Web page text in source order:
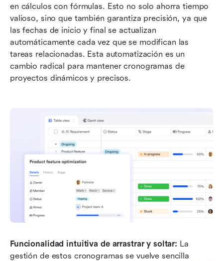
en cálculos con fórmulas. Esto no solo ahorra tiempo
valioso, sino que también garantiza precisión, ya que
las fechas de inicio y final se actualizan
automáticamente cada vez que se modifican las
tareas relacionadas. Esta automatización es un
cambio radical para mantener cronogramas de
proyectos dinámicos y precisos.
Funcionalidad intuitiva de arrastrar y soltar: La
gestión de estos cronogramas se vuelve sencilla